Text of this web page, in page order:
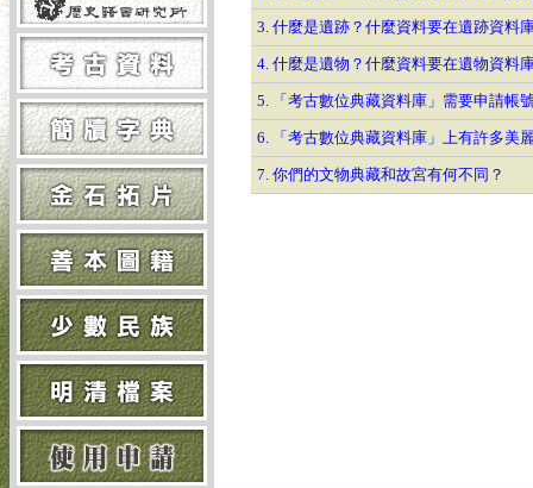
3. 什麼是遺跡？什麼資料要在遺跡資料
4. 什麼是遺物？什麼資料要在遺物資料
5. 「考古數位典藏資料庫」需要申請帳
6. 「考古數位典藏資料庫」上有許多美
7. 你們的文物典藏和故宮有何不同？